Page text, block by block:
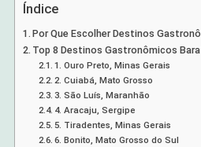
Índice
Por Que Escolher Destinos
Top 8 Destinos Gastronômicos
1. Ouro Preto, Minas Gerais
2. Cuiabá, Mato Grosso
3. São Luís, Maranhão
4. Aracaju, Sergipe
5. Tiradentes, Minas Gerais
6. Bonito, Mato Grosso do Sul